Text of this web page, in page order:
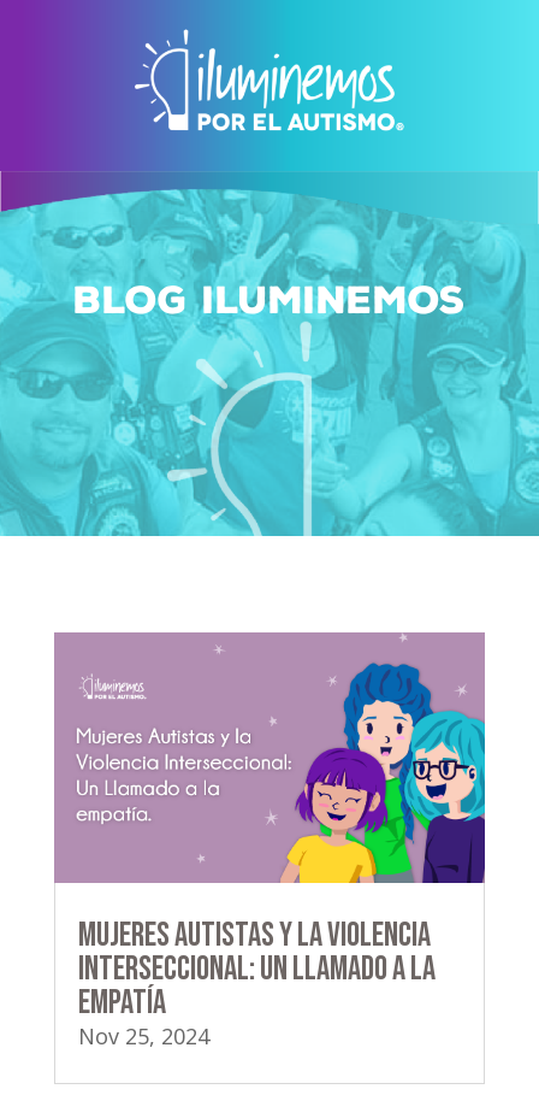
Blog Iluminemos
Mujeres Autistas y la Violencia
Interseccional: Un Llamado a la
empatía
Nov 25, 2024